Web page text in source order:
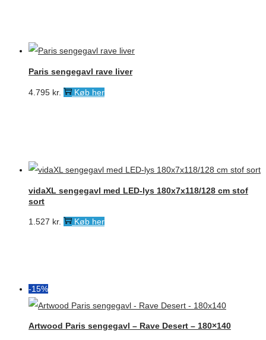
Paris sengegavl rave liver
4.795 kr. Køb her
vidaXL sengegavl med LED-lys 180x7x118/128 cm stof
sort
1.527 kr. Køb her
-15%
Artwood Paris sengegavl – Rave Desert – 180×140